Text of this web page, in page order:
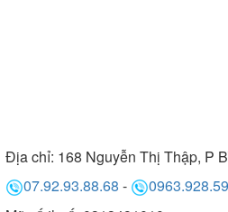
Địa chỉ: 168 Nguyễn Thị Thập, P
07.92.93.88.68 -